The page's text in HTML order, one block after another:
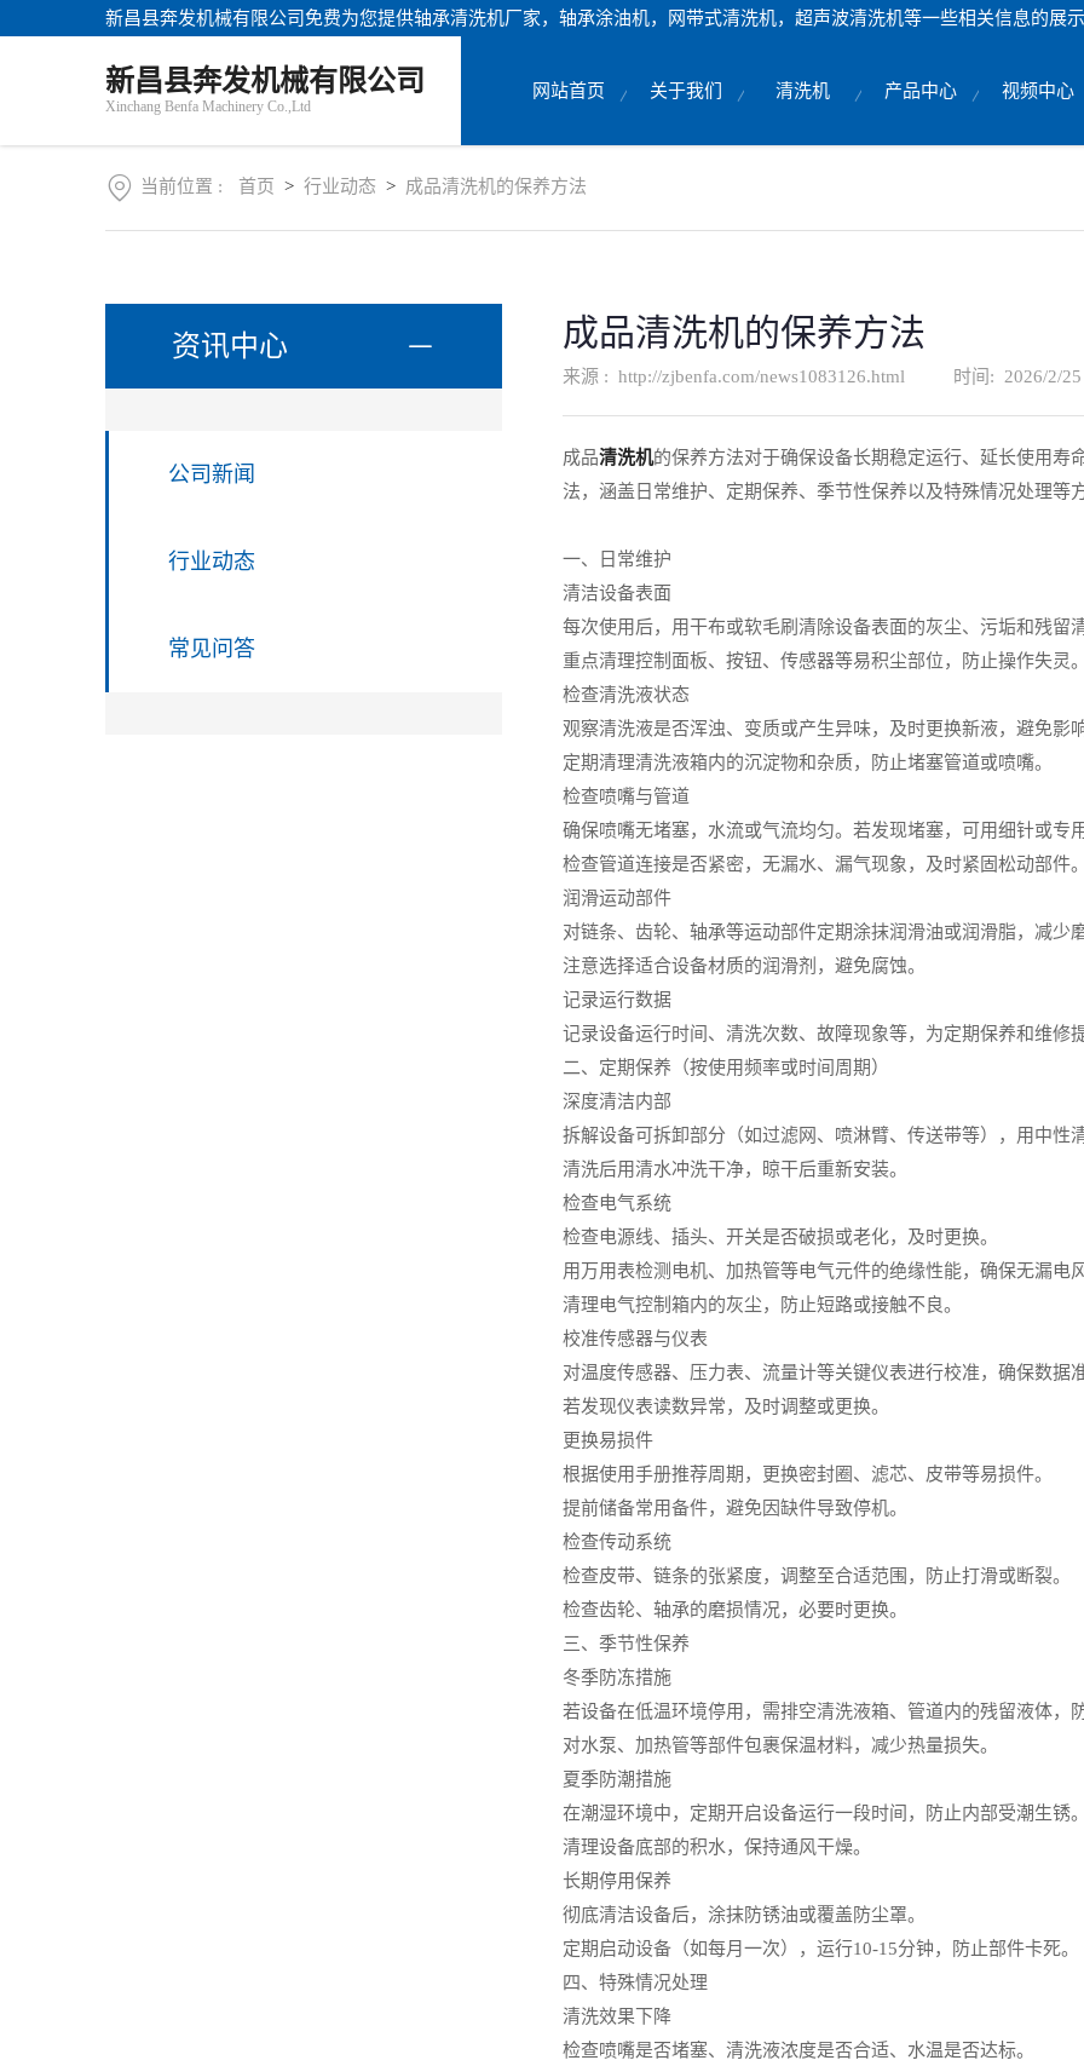
新昌县奔发机械有限公司免费为您提供轴承清洗机厂家，轴承涂油机，网带式清洗机，超声波清洗机等一些相关信息的展
新昌县奔发机械有限公司
Xinchang Benfa Machinery Co.,Ltd
网站首页 关于我们 清洗机 产品中心 视频中心
们
当前位置 : 首页 > 行业动态 > 成品清洗机的保养方法
资讯中心
公司新闻
行业动态
常见问答
成品清洗机的保养方法
来源 : http://zjbenfa.com/news1083126.html 时间: 2026/2/
成品清洗机的保养方法对于确保设备长期稳定运行、延长使用寿
法，涵盖日常维护、定期保养、季节性保养以及特殊情况处理等方
一、日常维护
清洁设备表面
每次使用后，用干布或软毛刷清除设备表面的灰尘、污垢和残留
重点清理控制面板、按钮、传感器等易积尘部位，防止操作失灵。
检查清洗液状态
观察清洗液是否浑浊、变质或产生异味，及时更换新液，避免影
定期清理清洗液箱内的沉淀物和杂质，防止堵塞管道或喷嘴。
检查喷嘴与管道
确保喷嘴无堵塞，水流或气流均匀。若发现堵塞，可用细针或专
检查管道连接是否紧密，无漏水、漏气现象，及时紧固松动部件。
润滑运动部件
对链条、齿轮、轴承等运动部件定期涂抹润滑油或润滑脂，减少
注意选择适合设备材质的润滑剂，避免腐蚀。
记录运行数据
记录设备运行时间、清洗次数、故障现象等，为定期保养和维修
二、定期保养（按使用频率或时间周期）
深度清洁内部
拆解设备可拆卸部分（如过滤网、喷淋臂、传送带等），用中性
清洗后用清水冲洗干净，晾干后重新安装。
检查电气系统
检查电源线、插头、开关是否破损或老化，及时更换。
用万用表检测电机、加热管等电气元件的绝缘性能，确保无漏电风
清理电气控制箱内的灰尘，防止短路或接触不良。
校准传感器与仪表
对温度传感器、压力表、流量计等关键仪表进行校准，确保数据准
若发现仪表读数异常，及时调整或更换。
更换易损件
根据使用手册推荐周期，更换密封圈、滤芯、皮带等易损件。
提前储备常用备件，避免因缺件导致停机。
检查传动系统
检查皮带、链条的张紧度，调整至合适范围，防止打滑或断裂。
检查齿轮、轴承的磨损情况，必要时更换。
三、季节性保养
冬季防冻措施
若设备在低温环境停用，需排空清洗液箱、管道内的残留液体，
对水泵、加热管等部件包裹保温材料，减少热量损失。
夏季防潮措施
在潮湿环境中，定期开启设备运行一段时间，防止内部受潮生锈。
清理设备底部的积水，保持通风干燥。
长期停用保养
彻底清洁设备后，涂抹防锈油或覆盖防尘罩。
定期启动设备（如每月一次），运行10-15分钟，防止部件卡死。
四、特殊情况处理
清洗效果下降
检查喷嘴是否堵塞、清洗液浓度是否合适、水温是否达标。